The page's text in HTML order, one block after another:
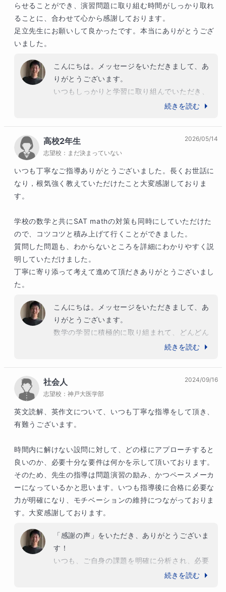
らせることができ、演習問題に取り組む時間がしっかり取れ
ることに、合わせて心から感謝しております。
足立先生にお願いして良かったです。本当にありがとうござ
いました。
こんにちは。メッセージをいただきまして、あ
りがとうございます。
いつもしっかりと学習に取り組んでいただき、
早期に中学数学の課程を終えることができまし
毎回の宿題をきっちりとこなされて、自主的に
教科書を読んで先取り学習をされるなど、ご家
庭での学習の習慣ができておられることが、大
きな成果につながりました。
これからますます、大きくチャレンジして飛躍
続きを読む
高校2年生
志望校： まだ決まっていない
2026/05/14
いつも丁寧なご指導ありがとうございました。長くお世話に
なり，根気強く教えていただけたこと大変感謝しておりま
す。
学校の数学と共にSAT mathの対策も同時にしていただけた
ので、コツコツと積み上げて行くことができました。
質問した問題も、わからないところを詳細にわかりやすく説
明していただけました。
丁寧に寄り添って考えて進めて頂だきありがとうございまし
た。
こんにちは。メッセージをいただきまして、あ
りがとうございます。
数学の学習に積極的に取り組まれて、どんどん
実力をつけてゆかれました。わかりにくい箇所
考え方を吸収されました。
SAT mathについても、最近は迷わずスムーズ
に解けるようになられて、私もとても嬉しく感
じております。これからますます様々なことに
チャレンジしましょう！
続きを読む
社会人
志望校： 神戸大医学部
2024/09/16
英文読解、英作文について、いつも丁寧な指導をして頂き、
有難うございます。
時間内に解けない設問に対して、どの様にアプローチすると
良いのか、必要十分な要件は何かを示して頂いております。
そのため、先生の指導は問題演習の励み、かつペースメーカ
ーになっているかと思います。いつも指導後に合格に必要な
力が明確になり、モチベーションの維持につながっておりま
す。大変感謝しております。
「感謝の声」をいただき、ありがとうございま
す！
いつも、ご自身の課題を明確に分析され、必要
な学習を計画的に進めておられます。 続きを読む